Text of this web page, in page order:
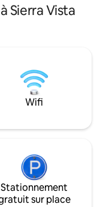
À
clôturée pour les
de compagnie,
pneumatique et
size. Détendez-
rassemblez-vous
intérieurs
souvenirs
Sierra Vista
Wifi
Stationnement
sur place